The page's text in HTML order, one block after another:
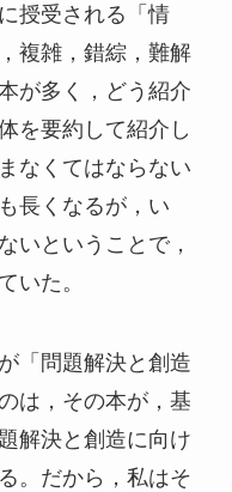
授受される「情
複雑，錯綜，難解
が多く，どう紹介
を要約して紹介し
なくてはならない
長くなるが，い
いということで，
いた。
「問題解決と創造
は，その本が，基
解決と創造に向け
。だから，私はそ